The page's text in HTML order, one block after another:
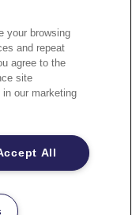
your browsing
and repeat
agree to the
site
our marketing
All